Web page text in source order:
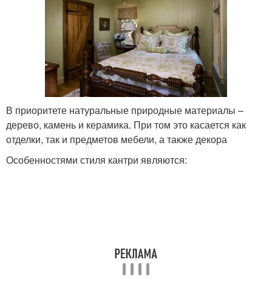
В приоритете натуральные природные материалы –
дерево, камень и керамика. При том это касается как
отделки, так и предметов мебели, а также декора
Особенностями стиля кантри являются: